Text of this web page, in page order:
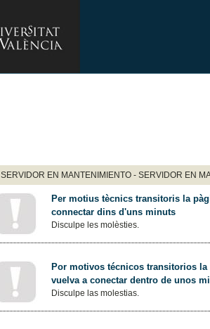
SERVIDOR EN MANTENIMIENTO - SERVIDOR EN
Per motius tècnics transitoris la
connectar dins d'uns minuts
Disculpe les molèsties.
Por motivos técnicos transitorios
vuelva a conectar dentro de unos
Disculpe las molestias.